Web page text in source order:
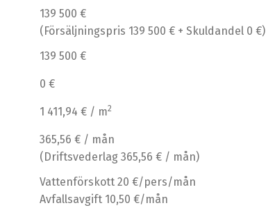
139 500 €
(Försäljningspris 139 500 € + Skuldandel 0 €)
139 500 €
0 €
1 411,94 € / m2
365,56 € / mån
(Driftsvederlag 365,56 € / mån)
Vattenförskott 20 €/pers/mån
Avfallsavgift 10,50 €/mån